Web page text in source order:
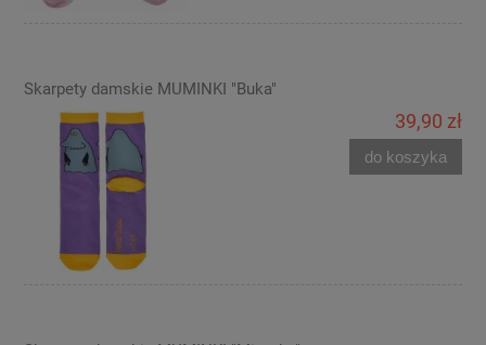
Skarpety damskie MUMINKI "Buka"
39,90 zł
do koszyka